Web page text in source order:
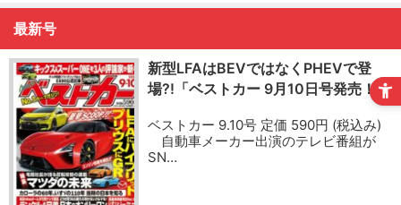
最新号
新型LFAはBEVではなくPHEVで登
場?!「ベストカー 9月10日号発売！」
ベストカー 9.10号 定価 590円 (税込み)
自動車メーカー出演のテレビ番組が
SN…